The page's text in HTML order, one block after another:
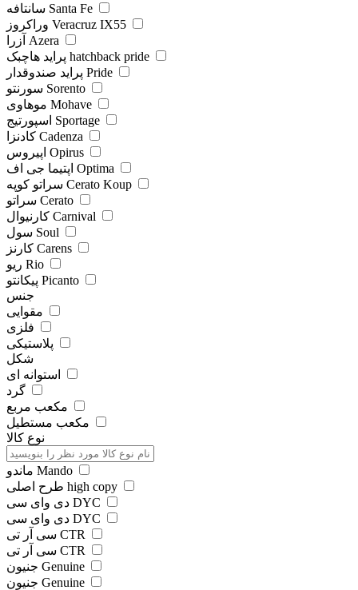
سانتافه Santa Fe
وراکروز Veracruz IX55
آزرا Azera
پراید هاچبک hatchback pride
پراید صندوقدار Pride
سورنتو Sorento
موهاوی Mohave
اسپورتیج Sportage
کادنزا Cadenza
اپیروس Opirus
اپتیما جی اف Optima
سراتو کوپه Cerato Koup
سراتو Cerato
کارنیوال Carnival
سول Soul
کارنز Carens
ریو Rio
پیکانتو Picanto
جنس
شکل
نوع کالا
ماندو Mando
طرح اصلی high copy
دی وای سی DYC
دی وای سی DYC
سی آر تی CTR
سی آر تی CTR
جنیون Genuine
جنیون Genuine